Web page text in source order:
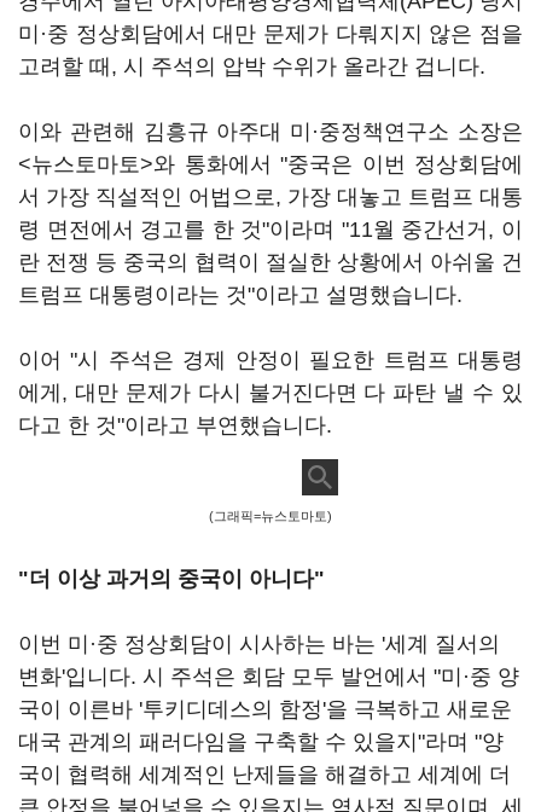
미·중 정상회담에서 대만 문제가 다뤄지지 않은 점을
고려할 때, 시 주석의 압박 수위가 올라간 겁니다.
이와 관련해 김흥규 아주대 미·중정책연구소 소장은
<뉴스토마토>와 통화에서 "중국은 이번 정상회담에
서 가장 직설적인 어법으로, 가장 대놓고 트럼프 대통
령 면전에서 경고를 한 것"이라며 "11월 중간선거, 이
란 전쟁 등 중국의 협력이 절실한 상황에서 아쉬울 건
트럼프 대통령이라는 것"이라고 설명했습니다.
이어 "시 주석은 경제 안정이 필요한 트럼프 대통령
에게, 대만 문제가 다시 불거진다면 다 파탄 낼 수 있
다고 한 것"이라고 부연했습니다.
(그래픽=뉴스토마토)
"더 이상 과거의 중국이 아니다"
이번 미·중 정상회담이 시사하는 바는 '세계 질서의
변화'입니다. 시 주석은 회담 모두 발언에서 "미·중 양
국이 이른바 '투키디데스의 함정'을 극복하고 새로운
대국 관계의 패러다임을 구축할 수 있을지"라며 "양
국이 협력해 세계적인 난제들을 해결하고 세계에 더
큰 안정을 불어넣을 수 있을지는 역사적 질문이며, 세